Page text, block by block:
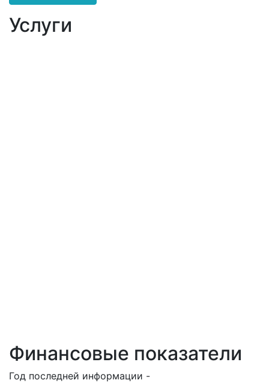
Услуги
Финансовые показатели
Год последней информации -